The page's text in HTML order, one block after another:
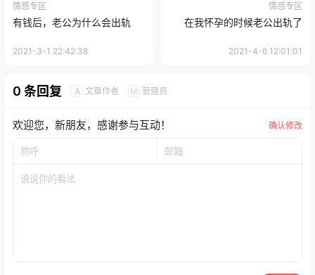
情感专区
有钱后，老公为什么会出轨
2021-3-1 22:42:38
情感专区
在我怀孕的时候老公出轨了
2021-4-6 12:01:01
0 条回复 A 文章作者 M 管理员
欢迎您，新朋友，感谢参与互动！ 确认修改